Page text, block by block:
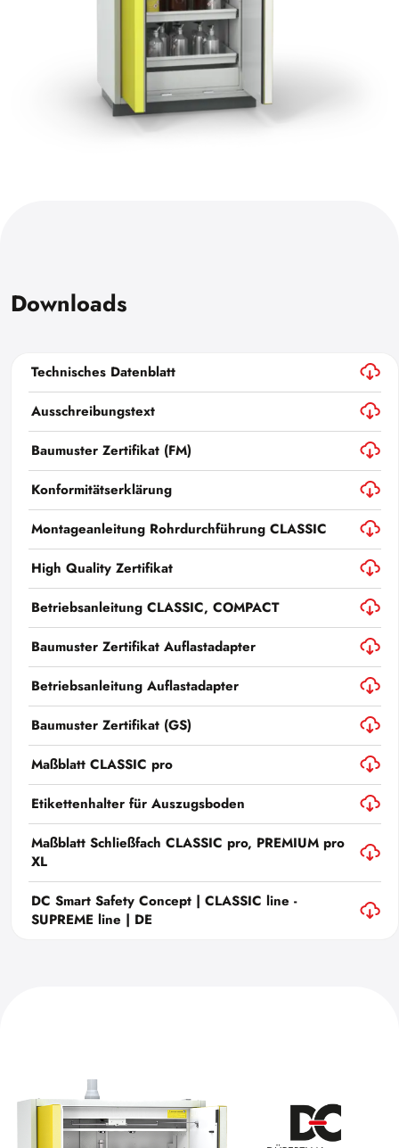
Downloads
Technisches Datenblatt
Ausschreibungstext
Baumuster Zertifikat (FM)
Konformitätserklärung
Montageanleitung Rohrdurchführung CLASSIC
High Quality Zertifikat
Betriebsanleitung CLASSIC, COMPACT
Baumuster Zertifikat Auflastadapter
Betriebsanleitung Auflastadapter
Baumuster Zertifikat (GS)
Maßblatt CLASSIC pro
Etikettenhalter für Auszugsboden
Maßblatt Schließfach CLASSIC pro, PREMIUM pro
XL
DC Smart Safety Concept | CLASSIC line -
SUPREME line | DE